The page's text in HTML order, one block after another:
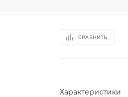
СРАВНИТЬ
Характеристики